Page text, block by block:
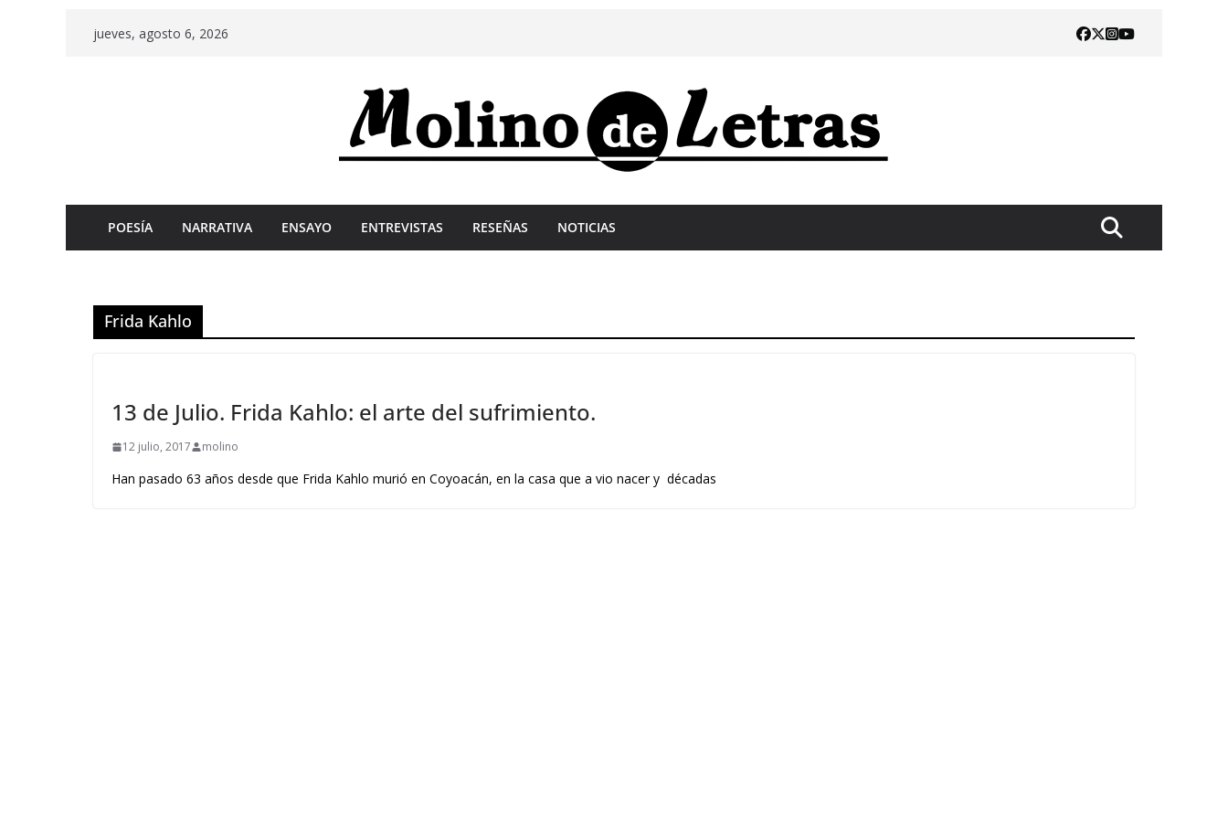
jueves, agosto 6, 2026
POESÍA NARRATIVA ENSAYO ENTREVISTAS RESEÑAS NOTICIAS
Frida Kahlo
13 de Julio. Frida Kahlo: el arte del sufrimiento.
12 julio, 2017 molino
Han pasado 63 años desde que Frida Kahlo murió en Coyoacán, en la casa que a vio nacer y décadas